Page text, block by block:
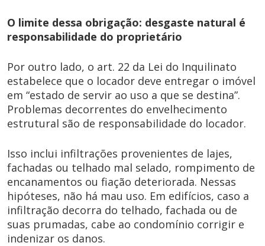
O limite dessa obrigação: desgaste natural é
responsabilidade do proprietário
Por outro lado, o art. 22 da Lei do Inquilinato
estabelece que o locador deve entregar o imóvel
em “estado de servir ao uso a que se destina”.
Problemas decorrentes do envelhecimento
estrutural são de responsabilidade do locador.
Isso inclui infiltrações provenientes de lajes,
fachadas ou telhado mal selado, rompimento de
encanamentos ou fiação deteriorada. Nessas
hipóteses, não há mau uso. Em edifícios, caso a
infiltração decorra do telhado, fachada ou de
suas prumadas, cabe ao condomínio corrigir e
indenizar os danos.